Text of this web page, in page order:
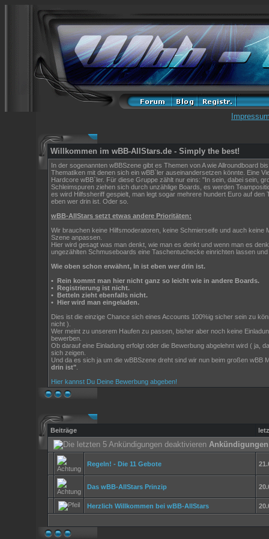
Willkommen im wBB-AllStars.de - Simply the best!
In der sogenannten wBBSzene gibt es Themen von A wie Allroundboard
Thematiken mit denen sich ein wBB`ler auseinandersetzen könnte. Eine
Hardcore wBB`ler. Für diese Gruppe zählt nur eins: "In sein, dabei sein,
Schleimspuren ziehen sich durch unzählige Boards, es werden
es wird Hilfssheriff gespielt, man legt sogar mehrere hundert Euro auf
eben wer drin ist. Oder so.
wBB-AllStars setzt etwas andere Prioritäten:
Wir brauchen keine Hilfsmoderatoren, keine Schmierseife und auch keine
Szene anpassen.
Hier wird gesagt was man denkt, wie man es denkt und wenn man es
ungezählten Schmuseboards eine Taschentuchecke einrichten lassen
Wie oben schon erwähnt, In ist eben wer drin ist.
• Rein kommt man hier nicht ganz so leicht wie in andere Boards.
• Registrierung ist nicht.
• Betteln zieht ebenfalls nicht.
• Hier wird man eingeladen.
Dies ist die einzige Chance sich eines Accounts 100%ig sicher sein zu
nicht ).
Wer meint zu unserem Haufen zu passen, bisher aber noch keine
bewerben.
Ob darauf eine Einladung erfolgt oder die Bewerbung abgelehnt wird ( ja,
sich zeigen.
Und da es sich ja um die wBBSzene dreht sind wir nun beim großen
drin ist"
Hier kannst Du Deine Bewerbung abgeben!
Beiträge
Ankündigungen
Regeln! - Die 11 Gebote
Das wBB-AllStars Prinzip
Herzlich Willkommen bei wBB-AllStars